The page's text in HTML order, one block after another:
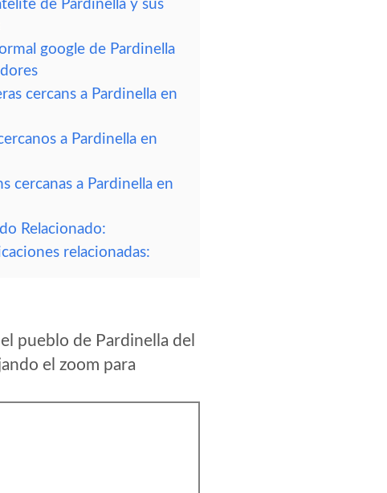
de Pardinella y sus
google de Pardinella
cercans a Pardinella en
a Pardinella en
cercanas a Pardinella en
Relacionado:
relacionadas:
pueblo de Pardinella del
el zoom para